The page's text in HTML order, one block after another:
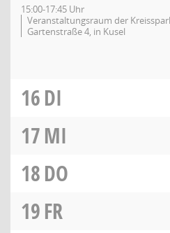
15:00-17:45 Uhr
Veranstaltungsraum der
Gartenstraße 4, in Kusel
16DI
17MI
18DO
19FR